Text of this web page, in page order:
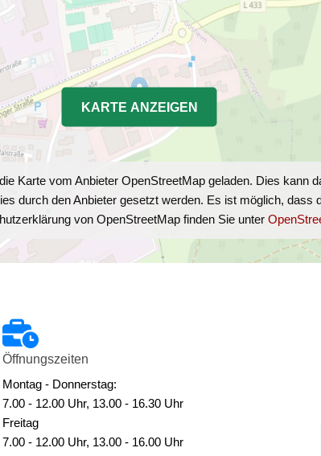
KARTE ANZEIGEN
Karte vom Anbieter OpenStreetMap geladen. Dies kann
durch den Anbieter gesetzt werden. Es ist möglich, dass
von OpenStreetMap finden Sie unter
Öffnungszeiten
Montag - Donnerstag:
7.00 - 12.00 Uhr, 13.00 - 16.30 Uhr
Freitag
7.00 - 12.00 Uhr, 13.00 - 16.00 Uhr